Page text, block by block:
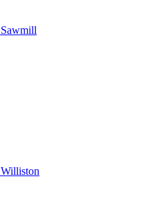
Sawmill
Williston